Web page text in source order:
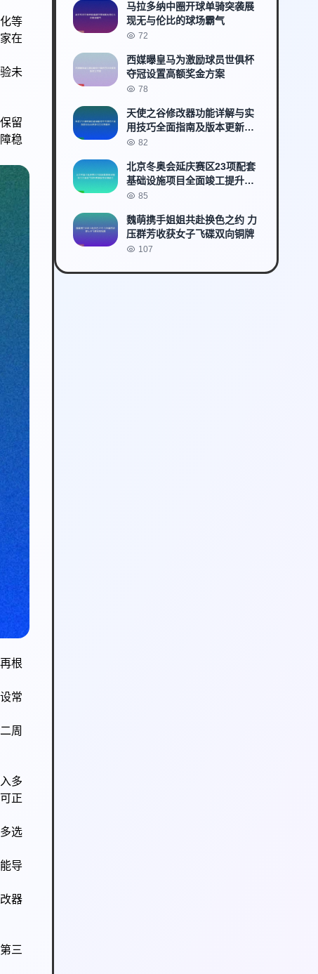
等
在
未
留
稳
根
常
周
多
正
选
导
器
三
马拉多纳中圈开球单骑突袭展
现无与伦比的球场霸气
72
西媒曝皇马为激励球员世俱杯
夺冠设置高额奖金方案
78
天使之谷修改器功能详解与实
用技巧全面指南及版本更新特
色深度解析
82
北京冬奥会延庆赛区23项配套
基础设施项目全面竣工提升赛
事服务保障能力
85
魏萌携手姐姐共赴换色之约 力
压群芳收获女子飞碟双向铜牌
107